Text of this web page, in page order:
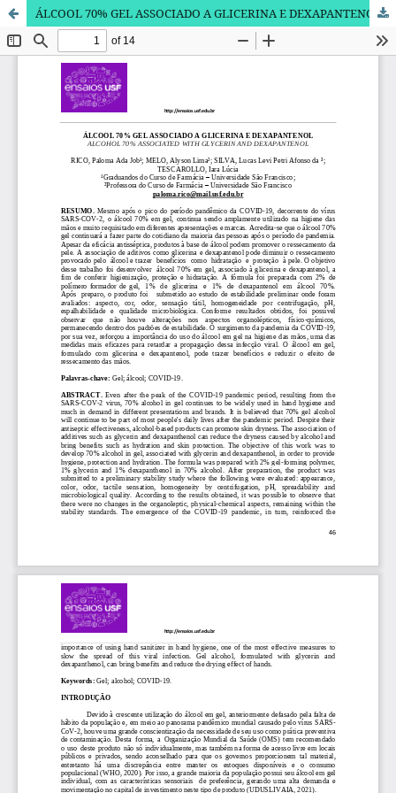
ÁLCOOL 70% GEL ASSOCIADO A GLICERINA E DEXAPANTENOL